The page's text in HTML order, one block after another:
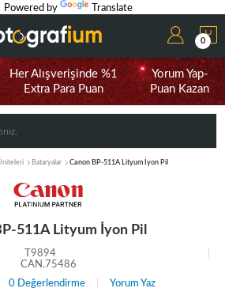
Powered by Translate
0
Her Alışverişinde %1
Extra Para Puan
Yorum Yap-
Puan Kazan
Bataryalar Canon BP-511A Lityum İyon Pil
511A Lityum İyon Pil
T9894
CAN.75486
0 Değerlendirme
Yorum Yaz